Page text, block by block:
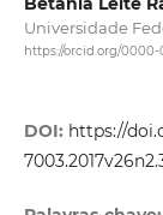
Universidade
https://orcid.org/0000-
DOI: https://